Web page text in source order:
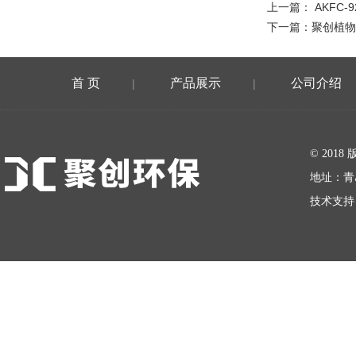
上一篇： AKFC-
下一篇： 聚创植
首 页 | 产品展示 | 公司介绍
© 2018
地址：
技术支